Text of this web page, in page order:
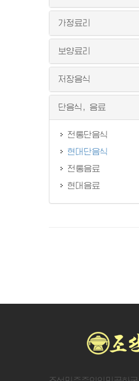
가정료리
보양료리
저장음식
단음식, 음료
전통단음식
현대단음식
전통음료
현대음료